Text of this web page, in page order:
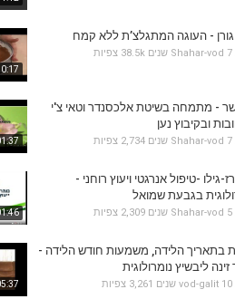
גורן - העוגה המתגלצ’ת ללא קמח
Shahar-vod 7 שנים 38.5k צפיות
שר - מתמחה בשיטת אלכסנדר וטאי צ'י
ובקיבוץ נען
Shahar-vod 7 שנים 2,734 צפיות
גילו -טיפול אנרגטי ויעוץ רוחני -
בגבעת שמואל
Shahar-vod 5 שנים 2,309 צפיות
בתאריך הלידה, משמעות חודש הלידה -
זינה ליבשיץ נומרולוגית
vod-galit 10 שנים 3,261 צפיות